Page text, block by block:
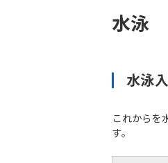
水泳
水泳
これからを
す。